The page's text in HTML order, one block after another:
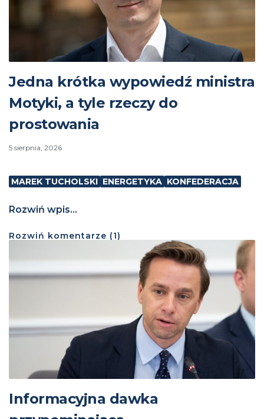
Jedna krótka wypowiedź ministra
Motyki, a tyle rzeczy do
prostowania
5 sierpnia, 2026
MAREK TUCHOLSKI ENERGETYKA KONFEDERACJA
Rozwiń wpis...
Rozwiń komentarze (1)
Informacyjna dawka